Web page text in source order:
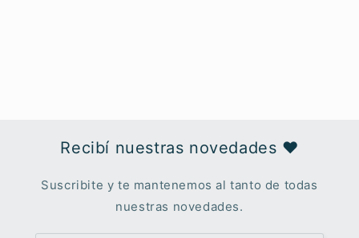
Recibí nuestras novedades ♥︎
Suscribite y te mantenemos al tanto de todas
nuestras novedades.